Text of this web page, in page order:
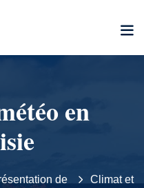
en
de
Climat et